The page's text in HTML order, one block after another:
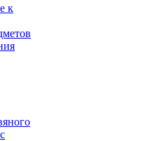
к